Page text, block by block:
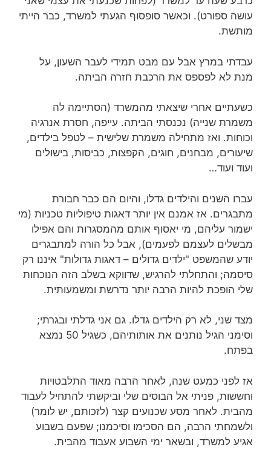
עושה ספורט). וכאשר סופסוף הגעתי למשרד, כבר הייתי
מותשת.
עבדתי במרץ אבל עם מבט תמידי לעבר השעון, על
מנת לא לפספס את הרכבת חזרה הביתה.
כשעתיים אחרי שיצאתי מהמשרד (הסתיימה לה
משמרת שנייה) נכנסתי הביתה. עייפה, חסרת אנרגיה
וכוחות. ואז מתחילה משמרת שלישית – לטפל בילדים,
שיעורים, מבחנים, חוגים, הקפצות, כביסות, בישולים
ועוד ועוד…
עברו השנים והילדים גדלו, והיום הם כבר חבורת
מתבגרים. אז אמנם אין יותר דאגות טיפוליות טכניות (מי
ישמור עליהם, מי יאסוף אותם מהמסגרות והם אפילו
מבשלים לעצמם לפעמים), אבל כל הורה למתבגרים
יודע שהמשפט "ילדים גדולים – דאגות גדולות" איננו רק
סיסמה; והתחלתי להרגיש, שדווקא בשלב הזה הנוכחות
שלי הופכת להיות הרבה יותר נדרשת ומשמעותית.
מצד שני, לא רק הילדים גדלו. גם אני גדלתי ובגרתי;
וסימני הגיל נותנים את אותותיהם, כשגיל 50 נמצא
בפתח.
אז לפני כמעט שנה, לאחר הרבה מאוד התלבטויות
וחששות, פניתי אל הבוסים שלי וביקשתי להתחיל לעבוד
מהבית. לאחר מסע שכנועים קצר (לזכותם, יש לומר)
ולשמחתי הרבה, הם הסכימו וסיכמנו; שפעם בשבוע
אגיע למשרד, ובשאר ימי השבוע אעבוד מהבית.